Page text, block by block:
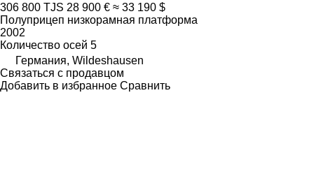
306 800 TJS 28 900 € ≈ 33 190 $
Полуприцеп низкорамная платформа
2002
Количество осей 5
Германия, Wildeshausen
Связаться с продавцом
Добавить в избранное Сравнить